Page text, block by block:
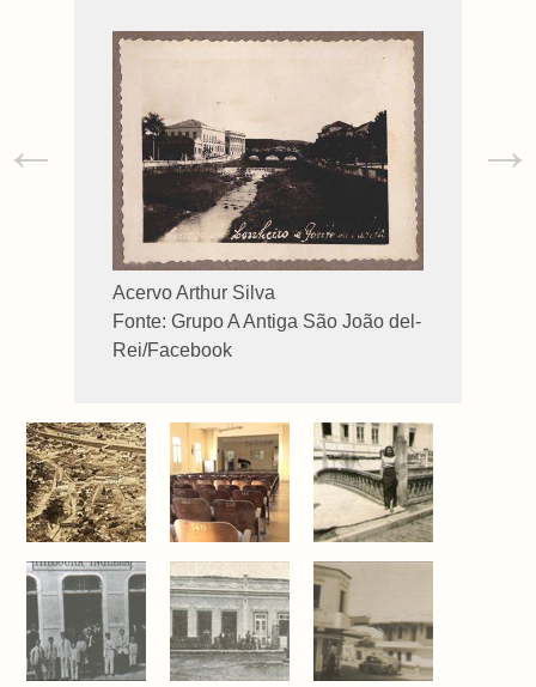
Acervo Arthur Silva
Fonte: Grupo A Antiga São João del-
Rei/Facebook
← →